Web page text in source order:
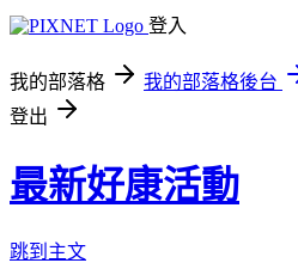
登入
我的部落格 我的部落格後台
登出
最新好康活動
跳到主文